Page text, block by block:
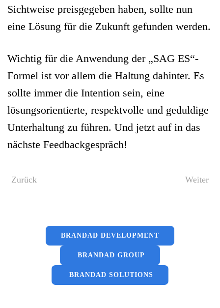
Sichtweise preisgegeben haben, sollte nun
eine Lösung für die Zukunft gefunden werden.
Wichtig für die Anwendung der „SAG ES“-
Formel ist vor allem die Haltung dahinter. Es
sollte immer die Intention sein, eine
lösungsorientierte, respektvolle und geduldige
Unterhaltung zu führen. Und jetzt auf in das
nächste Feedbackgespräch!
Zurück Weiter
BRANDAD DEVELOPMENT
BRANDAD GROUP
BRANDAD SOLUTIONS